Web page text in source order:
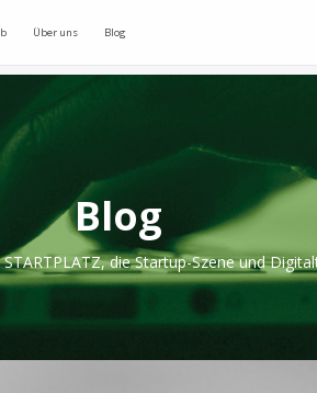
Über uns Blog
Blog
die Startup-Szene und